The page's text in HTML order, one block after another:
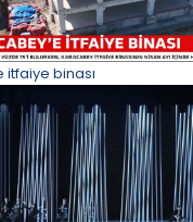
itfaiye binası